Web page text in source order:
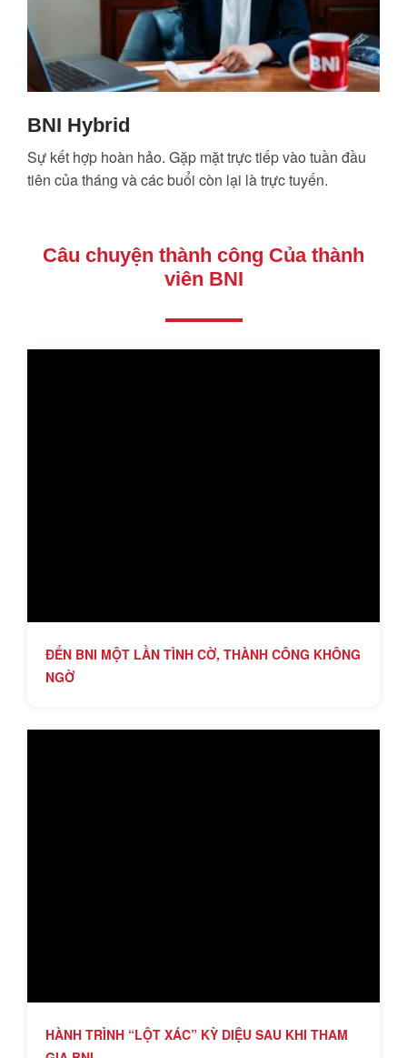
BNI Hybrid
Sự kết hợp hoàn hảo. Gặp mặt trực tiếp vào tuần đầu
tiên của tháng và các buổi còn lại là trực tuyến.
Câu chuyện thành công Của thành
viên BNI
ĐẾN BNI MỘT LẦN TÌNH CỜ, THÀNH CÔNG KHÔNG
NGỜ
HÀNH TRÌNH “LỘT XÁC” KỲ DIỆU SAU KHI THAM